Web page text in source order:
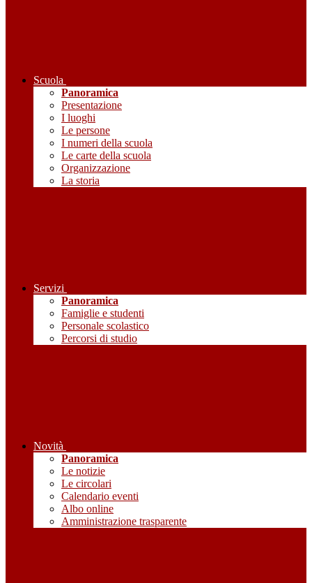
Scuola
Panoramica
Presentazione
I luoghi
Le persone
I numeri della scuola
Le carte della scuola
Organizzazione
La storia
Servizi
Panoramica
Famiglie e studenti
Personale scolastico
Percorsi di studio
Novità
Panoramica
Le notizie
Le circolari
Calendario eventi
Albo online
Amministrazione trasparente